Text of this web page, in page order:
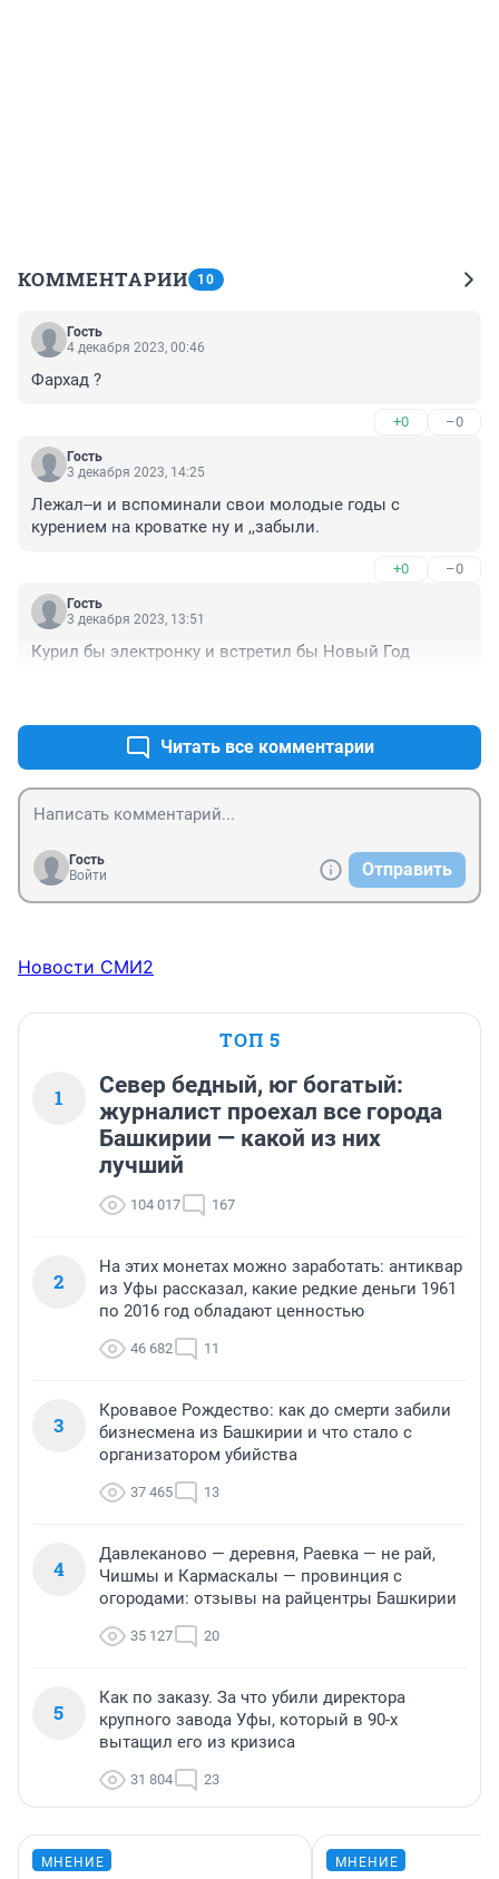
КОММЕНТАРИИ 10
Гость
4 декабря 2023, 00:46
Фархад ?
+0 –0
Гость
3 декабря 2023, 14:25
Лежал--и и вспоминали свои молодые годы с
курением на кроватке ну и ,,забыли.
+0 –0
Гость
3 декабря 2023, 13:51
Курил бы электронку и встретил бы Новый Год
Читать все комментарии
Гость
Войти
Отправить
Новости СМИ2
ТОП 5
1
Север бедный, юг богатый:
журналист проехал все города
Башкирии — какой из них
лучший
104 017 167
2
На этих монетах можно заработать: антиквар
из Уфы рассказал, какие редкие деньги 1961
по 2016 год обладают ценностью
46 682 11
3
Кровавое Рождество: как до смерти забили
бизнесмена из Башкирии и что стало с
организатором убийства
37 465 13
4
Давлеканово — деревня, Раевка — не рай,
Чишмы и Кармаскалы — провинция с
огородами: отзывы на райцентры Башкирии
35 127 20
5
Как по заказу. За что убили директора
крупного завода Уфы, который в 90-х
вытащил его из кризиса
31 804 23
МНЕНИЕ МНЕНИЕ